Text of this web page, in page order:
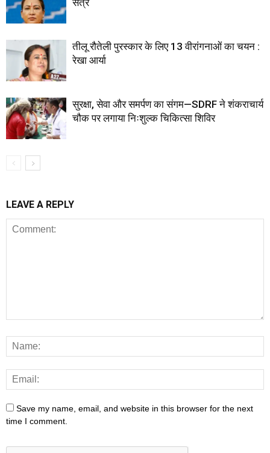
सत्र
तीलू रौतेली पुरस्कार के लिए 13 वीरांगनाओं का चयन :
रेखा आर्या
सुरक्षा, सेवा और समर्पण का संगम—SDRF ने शंकराचार्य
चौक पर लगाया निःशुल्क चिकित्सा शिविर
LEAVE A REPLY
Save my name, email, and website in this browser for the next
time I comment.